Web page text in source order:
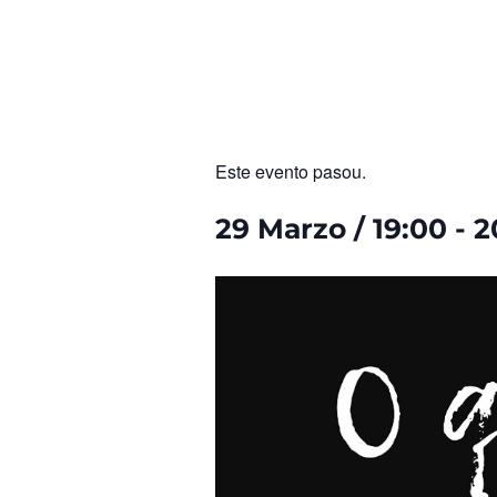
Este evento pasou.
29 Marzo / 19:00 -